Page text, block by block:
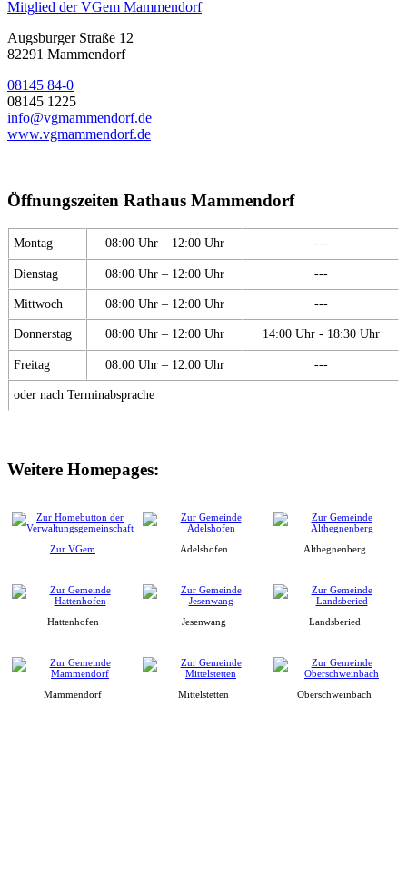
Mitglied der VGem Mammendorf
Augsburger Straße 12
82291 Mammendorf
08145 84-0
08145 1225
info@vgmammendorf.de
www.vgmammendorf.de
Öffnungszeiten Rathaus Mammendorf
Montag 08:00 Uhr – 12:00 Uhr ---
Dienstag 08:00 Uhr – 12:00 Uhr ---
Mittwoch 08:00 Uhr – 12:00 Uhr ---
Donnerstag 08:00 Uhr – 12:00 Uhr 14:00 Uhr - 18:30 Uhr
Freitag 08:00 Uhr – 12:00 Uhr ---
oder nach Terminabsprache
Weitere Homepages:
Zur VGem Adelshofen Althegnenberg
Hattenhofen Jesenwang Landsberied
Mammendorf Mittelstetten Oberschweinbach